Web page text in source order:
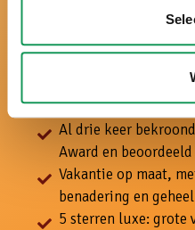
Al meer dan 50 jaar
Al drie jaar
Nederland.
Al drie keer
Award en
Vakantie op maat,
benadering en
5 sterren luxe: grote